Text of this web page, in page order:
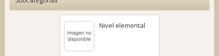
Nivel elemental